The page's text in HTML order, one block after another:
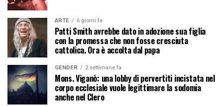
ARTE 6 giorni fa
Patti Smith avrebbe dato in adozione sua figlia
con la promessa che non fosse cresciuta
cattolica. Ora è accolta dal papa
GENDER 2 settimane fa
Mons. Viganò: una lobby di pervertiti incistata nel
corpo ecclesiale vuole legittimare la sodomia
anche nel Clero